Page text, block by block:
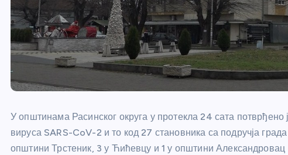
У општинама Расинског округа у протекла 24 сата потврђено
вируса SARS-CoV-2 и то код 27 становника са подручја
општини Трстеник, 3 у Ћићевцу и 1 у општини Александровац